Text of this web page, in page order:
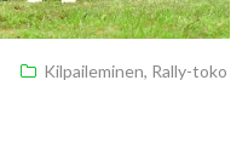
Kilpaileminen, Rally-toko